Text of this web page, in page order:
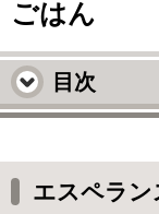
ごはん
目次
モリオ、
エスペラ